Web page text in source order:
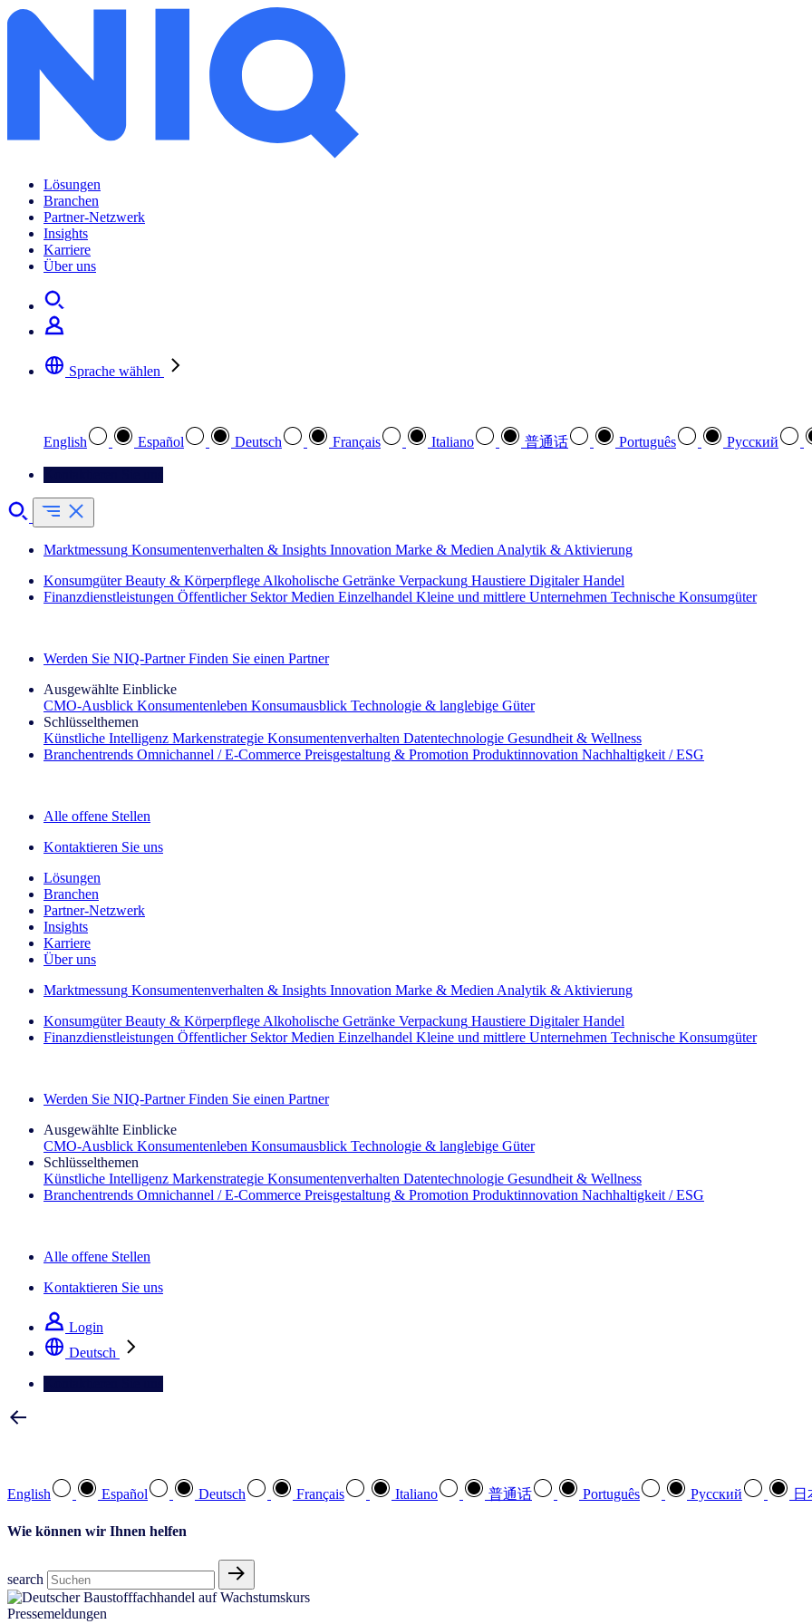
Lösungen
Branchen
Partner-Netzwerk
Insights
Karriere
Über uns
Sprache wählen
English Español Deutsch Français Italiano 普通话 Português Pусский
Marktmessung Konsumentenverhalten & Insights Innovation Marke & Medien Analytik & Aktivierung
Konsumgüter Beauty & Körperpflege Alkoholische Getränke Verpackung Haustiere Digitaler Handel
Finanzdienstleistungen Öffentlicher Sektor Medien Einzelhandel Kleine und mittlere Unternehmen Technische Konsumgüter
Werden Sie NIQ-Partner Finden Sie einen Partner
Ausgewählte Einblicke
CMO‑Ausblick Konsumentenleben Konsumausblick Technologie & langlebige Güter
Schlüsselthemen
Künstliche Intelligenz Markenstrategie Konsumentenverhalten Datentechnologie Gesundheit & Wellness
Branchentrends Omnichannel / E‑Commerce Preisgestaltung & Promotion Produktinnovation Nachhaltigkeit / ESG
Alle offene Stellen
Kontaktieren Sie uns
Lösungen
Branchen
Partner-Netzwerk
Insights
Karriere
Über uns
Marktmessung Konsumentenverhalten & Insights Innovation Marke & Medien Analytik & Aktivierung
Konsumgüter Beauty & Körperpflege Alkoholische Getränke Verpackung Haustiere Digitaler Handel
Finanzdienstleistungen Öffentlicher Sektor Medien Einzelhandel Kleine und mittlere Unternehmen Technische Konsumgüter
Werden Sie NIQ-Partner Finden Sie einen Partner
Ausgewählte Einblicke
CMO‑Ausblick Konsumentenleben Konsumausblick Technologie & langlebige Güter
Schlüsselthemen
Künstliche Intelligenz Markenstrategie Konsumentenverhalten Datentechnologie Gesundheit & Wellness
Branchentrends Omnichannel / E‑Commerce Preisgestaltung & Promotion Produktinnovation Nachhaltigkeit / ESG
Alle offene Stellen
Kontaktieren Sie uns
Login
Deutsch
English Español Deutsch Français Italiano 普通话 Português Pусский 日
Wie können wir Ihnen helfen
search
Pressemeldungen